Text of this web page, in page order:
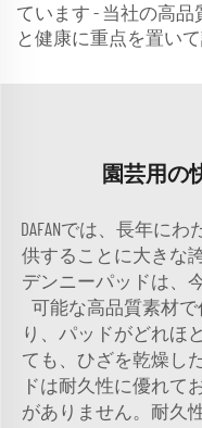
ています - 当社の高
と健康に重点を置い
園芸用の
DAFANでは、長年に
供することに大きな
デンニーパッドは、
可能な高品質素材
り、パッドがどれほ
ても、ひざを乾燥し
ドは耐久性に優れて
がありません。耐久